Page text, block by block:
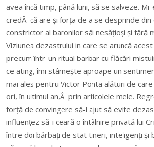
avea încă timp, până luni, să se salveze.
credÂ că are și forța de a se desprinde din
constrictor al baronilor săi nesățioși și fără
Viziunea dezastrului in care se aruncă
precum într-un ritual barbar cu flăcări
ce ating, îmi stârnește aproape un
mai ales pentru Victor Ponta alături de
ori, în ultimul an,Â prin articolele mele.
forță de convingere să-l ajut să evite
influențez să-i ceară o întâlnire privată lui
între doi bărbați de stat tineri, inteligenți și